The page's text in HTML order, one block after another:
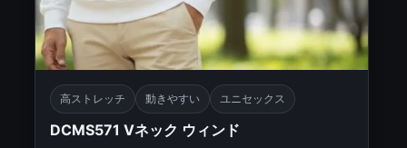
高ストレッチ 動きやすい ユニセックス
DCMS571 Vネック ウィンド